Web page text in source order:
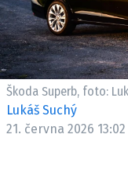
Škoda Superb, foto:
Lukáš Suchý
21. června 2026 13:02